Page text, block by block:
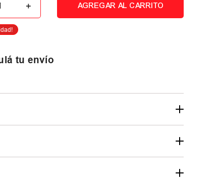
＋ AGREGAR AL CARRITO
tu envío